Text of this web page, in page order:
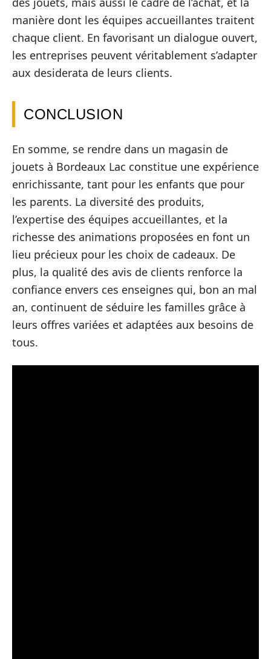
manière dont les équipes accueillantes traitent
chaque client. En favorisant un dialogue ouvert,
les entreprises peuvent véritablement s’adapter
aux desiderata de leurs clients.
CONCLUSION
En somme, se rendre dans un magasin de
jouets à Bordeaux Lac constitue une expérience
enrichissante, tant pour les enfants que pour
les parents. La diversité des produits,
l’expertise des équipes accueillantes, et la
richesse des animations proposées en font un
lieu précieux pour les choix de cadeaux. De
plus, la qualité des avis de clients renforce la
confiance envers ces enseignes qui, bon an mal
an, continuent de séduire les familles grâce à
leurs offres variées et adaptées aux besoins de
tous.